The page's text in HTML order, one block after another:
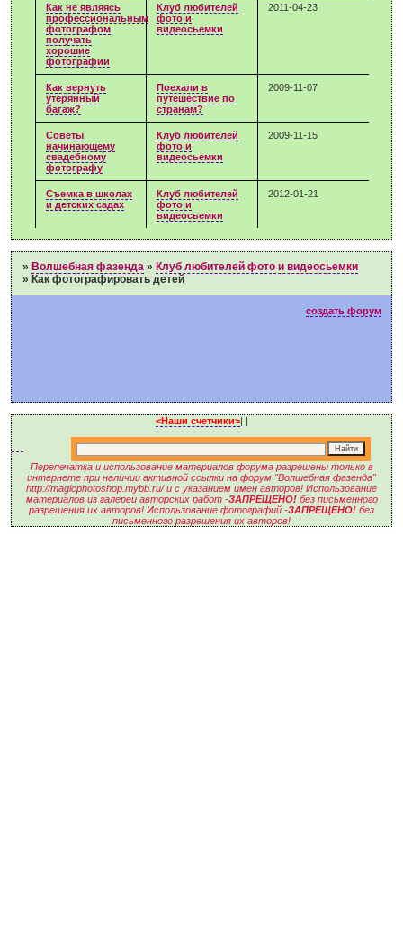
Как не являясь
профессиональным
фотографом
получать
хорошие
фотографии
Клуб любителей
фото и
видеосьемки
2011-04-23
Как вернуть
утерянный
багаж?
Поехали в
путешествие по
странам?
2009-11-07
Советы
начинающему
свадебному
фотографу
Клуб любителей
фото и
видеосьемки
2009-11-15
Съемка в школах
и детских садах
Клуб любителей
фото и
видеосьемки
2012-01-21
» Волшебная фазенда » Клуб любителей фото и видеосьемки
» Как фотографировать детей
создать форум
<Наши счетчики>| |
Перепечатка и использование материалов форума разрешены только в
интернете при наличии активной ссылки на форум "Волшебная фазенда"
http://magicphotoshop.mybb.ru/ и с указанием имен авторов! Использование
материалов из галереи авторских работ -ЗАПРЕЩЕНО!без письменного
разрешения их авторов! Использование фотографий -ЗАПРЕЩЕНО! без
письменного разрешения их авторов!